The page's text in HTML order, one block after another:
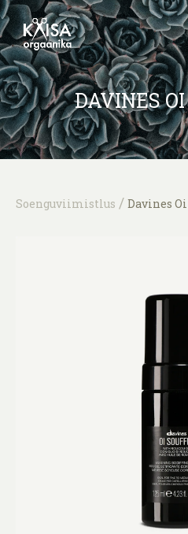
DAVINES
Soenguviimistlus / Davines